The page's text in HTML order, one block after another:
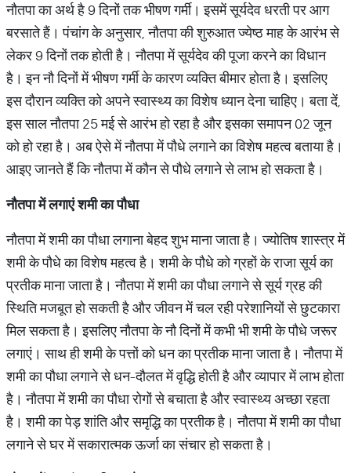
नौतपा का अर्थ है 9 दिनों तक भीषण गर्मी। इसमें सूर्यदेव धरती पर आग
बरसाते हैं। पंचांग के अनुसार, नौतपा की शुरुआत ज्येष्ठ माह के आरंभ से
लेकर 9 दिनों तक होती है। नौतपा में सूर्यदेव की पूजा करने का विधान
है। इन नौ दिनों में भीषण गर्मी के कारण व्यक्ति बीमार होता है। इसलिए
इस दौरान व्यक्ति को अपने स्वास्थ्य का विशेष ध्यान देना चाहिए। बता दें,
इस साल नौतपा 25 मई से आरंभ हो रहा है और इसका समापन 02 जून
को हो रहा है। अब ऐसे में नौतपा में पौधे लगाने का विशेष महत्व बताया है।
आइए जानते हैं कि नौतपा में कौन से पौधे लगाने से लाभ हो सकता है।
नौतपा में लगाएं शमी का पौधा
नौतपा में शमी का पौधा लगाना बेहद शुभ माना जाता है। ज्योतिष शास्त्र में
शमी के पौधे का विशेष महत्व है। शमी के पौधे को ग्रहों के राजा सूर्य का
प्रतीक माना जाता है। नौतपा में शमी का पौधा लगाने से सूर्य ग्रह की
स्थिति मजबूत हो सकती है और जीवन में चल रही परेशानियों से छुटकारा
मिल सकता है। इसलिए नौतपा के नौ दिनों में कभी भी शमी के पौधे जरूर
लगाएं। साथ ही शमी के पत्तों को धन का प्रतीक माना जाता है। नौतपा में
शमी का पौधा लगाने से धन-दौलत में वृद्धि होती है और व्यापार में लाभ होता
है। नौतपा में शमी का पौधा रोगों से बचाता है और स्वास्थ्य अच्छा रहता
है। शमी का पेड़ शांति और समृद्धि का प्रतीक है। नौतपा में शमी का पौधा
लगाने से घर में सकारात्मक ऊर्जा का संचार हो सकता है।